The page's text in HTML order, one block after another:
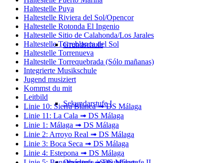
Grundschule
Sekundarstufe I
Haltestelle Puya
Haltestelle Riviera del Sol/Opencor
Haltestelle Rotonda El Ingenio
Haltestelle Sitio de Calahonda/Los Jarales
Haltestelle Torreblanca del Sol
Haltestelle Torrenueva
Haltestelle Torrequebrada (Sólo mañanas)
Integrierte Musikschule
Jugend musiziert
Kommst du mit
Leitbild
Linie 10: Sierra Blanca ➟ DS Málaga
Linie 11: La Cala ➟ DS Málaga
Linie 1: Málaga ➟ DS Málaga
Linie 2: Arroyo Real ➟ DS Málaga
Linie 3: Boca Seca ➟ DS Málaga
Linie 4: Estepona ➟ DS Málaga